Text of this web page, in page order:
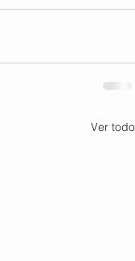
Ver todo